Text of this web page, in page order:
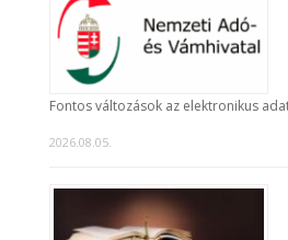
Fontos változások az elektronikus
2026.08.05.